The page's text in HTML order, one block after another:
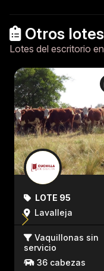
Otros lotes
Lotes del escritorio
LOTE 95
Lavalleja
Vaquillonas sin
servicio
36 cabezas